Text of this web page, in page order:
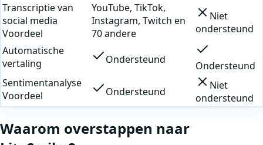
Transcriptie van
social media
Voordeel
YouTube, TikTok,
Instagram, Twitch en
70 andere
Niet
ondersteund
Automatische
vertaling
Ondersteund
Ondersteund
Sentimentanalyse
Voordeel
Ondersteund
Niet
ondersteund
Waarom overstappen naar